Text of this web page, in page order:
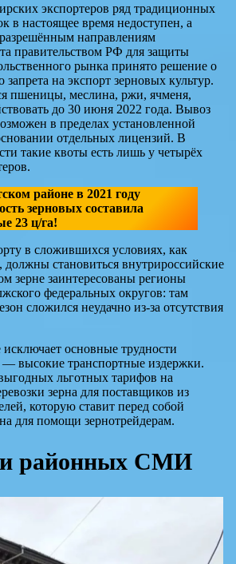
экспортеров ряд традиционных
в настоящее время недоступен, а
направлениям
правительством РФ для защиты
рынка принято решение о
на экспорт зерновых культур.
пшеницы, меслина, ржи, ячменя,
до 30 июня 2022 года. Вывоз
в пределах установленной
отдельных лицензий. В
такие квоты есть лишь у четырёх
районе в 2021 году
зерновых составила
23 ц/га!
в сложившихся условиях, как
становиться внутрироссийские
зерне заинтересованы регионы
федеральных округов: там
сложился неудачно из-за отсутствия
основные трудности
— высокие транспортные издержки.
льготных тарифов на
зерна для поставщиков из
которую ставит перед собой
для помощи зернотрейдерам.